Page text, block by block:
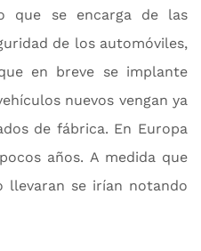
que se encarga de las
de los automóviles,
en breve se implante
nuevos vengan ya
de fábrica. En Europa
años. A medida que
llevaran se irían notando